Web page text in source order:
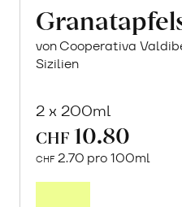
von Cooperativa
Sizilien
2 x 200ml
CHF 10.80
CHF 2.70 pro 100ml